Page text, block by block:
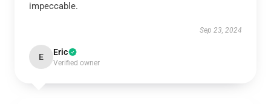
impeccable.
Sep 23, 2024
E Eric
Verified owner